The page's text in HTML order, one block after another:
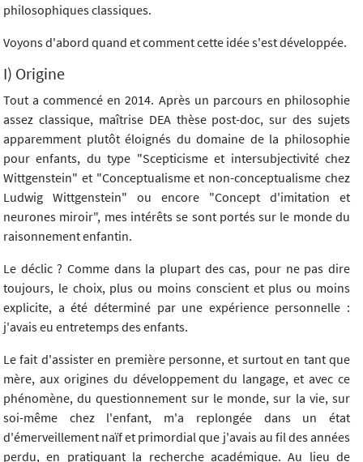
philosophiques classiques.
Voyons d'abord quand et comment cette idée s'est développée.
I) Origine
Tout a commencé en 2014. Après un parcours en philosophie
assez classique, maîtrise DEA thèse post-doc, sur des sujets
apparemment plutôt éloignés du domaine de la philosophie
pour enfants, du type "Scepticisme et intersubjectivité chez
Wittgenstein" et "Conceptualisme et non-conceptualisme chez
Ludwig Wittgenstein" ou encore "Concept d'imitation et
neurones miroir", mes intérêts se sont portés sur le monde du
raisonnement enfantin.
Le déclic ? Comme dans la plupart des cas, pour ne pas dire
toujours, le choix, plus ou moins conscient et plus ou moins
explicite, a été déterminé par une expérience personnelle :
j'avais eu entretemps des enfants.
Le fait d'assister en première personne, et surtout en tant que
mère, aux origines du développement du langage, et avec ce
phénomène, du questionnement sur le monde, sur la vie, sur
soi-même chez l'enfant, m'a replongée dans un état
d'émerveillement naïf et primordial que j'avais au fil des années
perdu, en pratiquant la recherche académique. Au lieu de